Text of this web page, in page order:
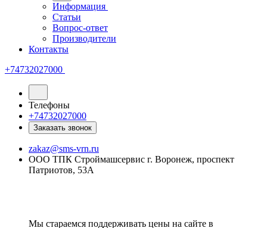
Информация
Статьи
Вопрос-ответ
Производители
Контакты
+74732027000
Телефоны
+74732027000
Заказать звонок
zakaz@sms-vrn.ru
ООО ТПК Строймашсервис г. Воронеж, проспект
Патриотов, 53А
Мы стараемся поддерживать цены на сайте в